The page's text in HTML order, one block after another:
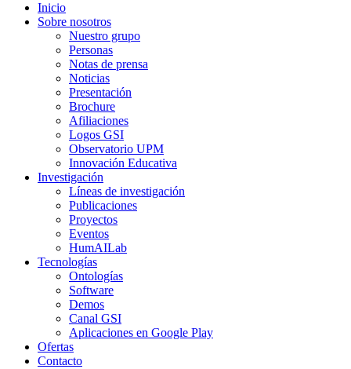
Inicio
Sobre nosotros
Nuestro grupo
Personas
Notas de prensa
Noticias
Presentación
Brochure
Afiliaciones
Logos GSI
Observatorio UPM
Innovación Educativa
Investigación
Líneas de investigación
Publicaciones
Proyectos
Eventos
HumAILab
Tecnologías
Ontologías
Software
Demos
Canal GSI
Aplicaciones en Google Play
Ofertas
Contacto